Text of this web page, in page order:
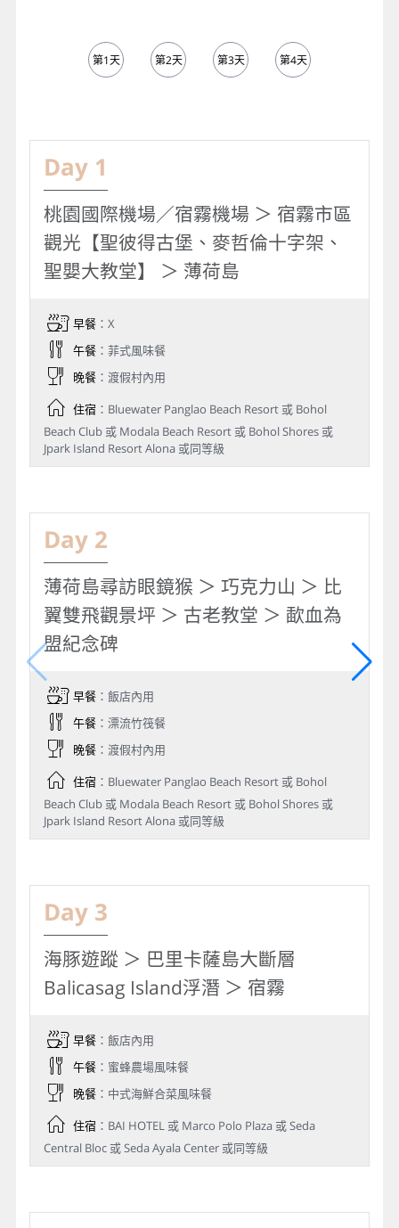
第1天 第2天 第3天 第4天
Day 1
桃園國際機場／宿霧機場 ＞ 宿霧市區
觀光【聖彼得古堡、麥哲倫十字架、
聖嬰大教堂】 ＞ 薄荷島
早餐：X
午餐：菲式風味餐
晚餐：渡假村內用
住宿：Bluewater Panglao Beach Resort 或 Bohol
Beach Club 或 Modala Beach Resort 或 Bohol Shores 或
Jpark Island Resort Alona 或同等級
Day 2
薄荷島尋訪眼鏡猴 ＞ 巧克力山 ＞ 比
翼雙飛觀景坪 ＞ 古老教堂 ＞ 歃血為
盟紀念碑
早餐：飯店內用
午餐：漂流竹筏餐
晚餐：渡假村內用
住宿：Bluewater Panglao Beach Resort 或 Bohol
Beach Club 或 Modala Beach Resort 或 Bohol Shores 或
Jpark Island Resort Alona 或同等級
Day 3
海豚遊蹤 ＞ 巴里卡薩島大斷層
Balicasag Island浮潛 ＞ 宿霧
早餐：飯店內用
午餐：蜜蜂農場風味餐
晚餐：中式海鮮合菜風味餐
住宿：BAI HOTEL 或 Marco Polo Plaza 或 Seda
Central Bloc 或 Seda Ayala Center 或同等級